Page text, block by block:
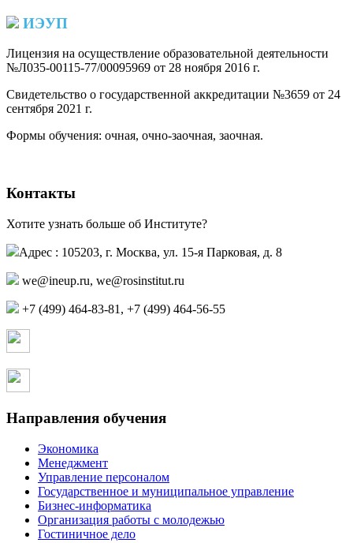
ИЭУП
Лицензия на осуществление образовательной деятельности
№Л035-00115-77/00095969 от 28 ноября 2016 г.
Свидетельство о государственной аккредитации №3659 от 24
сентября 2021 г.
Формы обучения: очная, очно-заочная, заочная.
Контакты
Хотите узнать больше об Институте?
Адрес : 105203, г. Москва, ул. 15-я Парковая, д. 8
we@ineup.ru, we@rosinstitut.ru
+7 (499) 464-83-81, +7 (499) 464-56-55
Направления обучения
Экономика
Менеджмент
Управление персоналом
Государственное и муниципальное управление
Бизнес-информатика
Организация работы с молодежью
Гостиничное дело